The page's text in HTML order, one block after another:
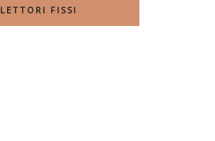
LETTORI FISSI